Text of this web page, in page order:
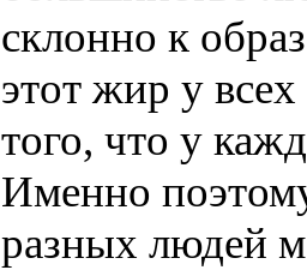
склонно к
этот жир у
того, что у
Именно
разных людей